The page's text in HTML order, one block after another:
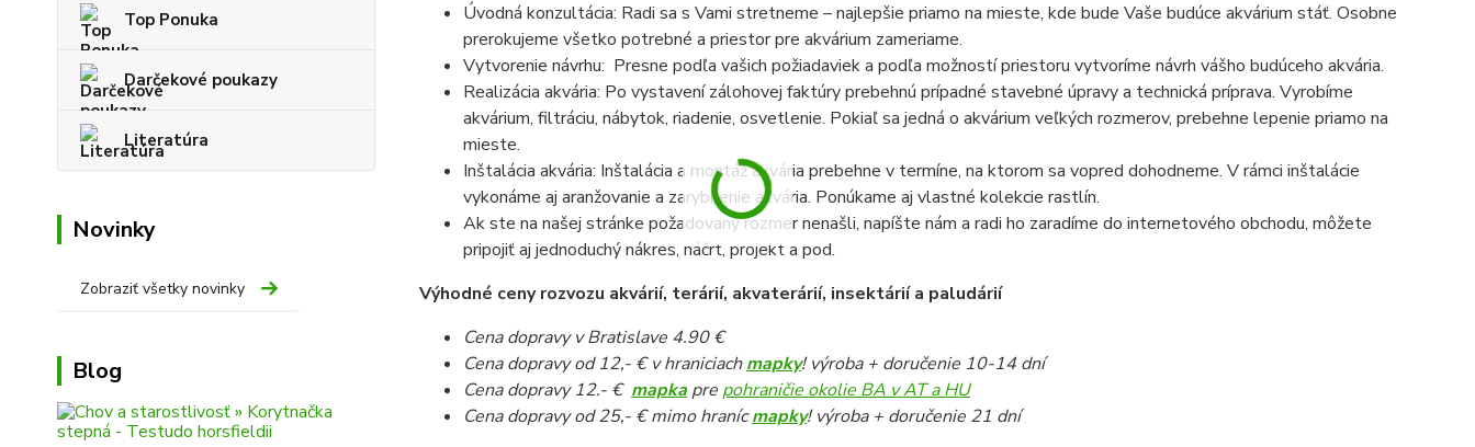
Top Ponuka
Darčekové poukazy
Literatúra
Novinky
Zobraziť všetky novinky
Blog
Úvodná konzultácia: Radi sa s Vami stretneme – najlepšie priamo na mieste, kde bude Vaše budúce akvárium stáť. Osobne
prerokujeme všetko potrebné a priestor pre akvárium zameriame.
Vytvorenie návrhu: Presne podľa vašich požiadaviek a podľa možností priestoru vytvoríme návrh vášho budúceho akvária.
Realizácia akvária: Po vystavení zálohovej faktúry prebehnú prípadné stavebné úpravy a technická príprava. Vyrobíme
akvárium, filtráciu, nábytok, riadenie, osvetlenie. Pokiaľ sa jedná o akvárium veľkých rozmerov, prebehne lepenie priamo na
mieste.
Inštalácia akvária: Inštalácia a montáž akvária prebehne v termíne, na ktorom sa vopred dohodneme. V rámci inštalácie
vykonáme aj aranžovanie a zarybnenie akvária. Ponúkame aj vlastné kolekcie rastlín.
Ak ste na našej stránke požadovaný rozmer nenašli, napíšte nám a radi ho zaradíme do internetového obchodu, môžete
pripojiť aj jednoduchý nákres, náčrt, projekt a pod.
Výhodné ceny rozvozu akvárií, terárií, akvaterárií, insektárií a paludárií
Cena dopravy v Bratislave 4.90 €
Cena dopravy od 12,- € v hraniciachmapky! výroba + doručenie 10-14 dní
Cena dopravy 12.- € mapkapre pohraničie okolie BA v AT a HU
Cena dopravy od 25,- € mimo hranícmapky! výroba + doručenie 21 dní